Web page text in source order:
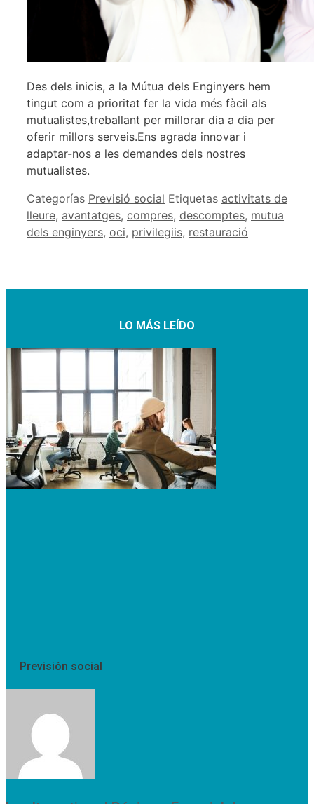
Des dels inicis, a la Mútua dels Enginyers hem
tingut com a prioritat fer la vida més fàcil als
mutualistes,treballant per millorar dia a dia per
oferir millors serveis.Ens agrada innovar i
adaptar-nos a les demandes dels nostres
mutualistes.
Categorías Previsió social Etiquetas activitats de
lleure, avantatges, compres, descomptes, mutua
dels enginyers, oci, privilegiis, restauració
LO MÁS LEÍDO
Previsión social